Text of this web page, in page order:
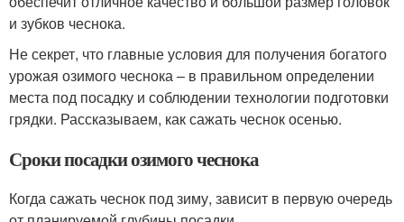
и зубков чеснока.
Не секрет, что главные условия для получения богатого
урожая озимого чеснока – в правильном определении
места под посадку и соблюдении технологии подготовки
грядки. Рассказываем, как сажать чеснок осенью.
Сроки посадки озимого чеснока
Когда сажать чеснок под зиму, зависит в первую очередь